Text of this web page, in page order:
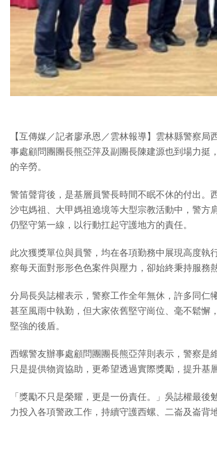
【互傳媒／記者廖承恩／雲林報導】雲林縣警察
事處顧問團團長熊亞萍及副團長陳建源也到場力挺
的辛勞。
警笛聲背後，是基層員警長時間不眠不休的付出。
沙屯媽祖、大甲媽祖遶境等大型宗教活動中，警方
仍堅守第一線，以行動扛起守護地方的責任。
此次獲獎單位與員警，均在各項勤務中展現高度
察每天面對形形色色案件與壓力，卻始終秉持服務
分局長吳誌權表示，警察工作全年無休，許多同仁
甚至風雨中執勤，但大家依舊堅守崗位、毫不鬆懈
堅強的後盾。
西螺警友辦事處顧問團團長熊亞萍則表示，警察是
只是提供物資協助，更希望透過實際獎勵，提升基
「獎勵不只是榮耀，更是一份責任。」吳誌權最
力投入各項警政工作，持續守護西螺、二崙及崙背